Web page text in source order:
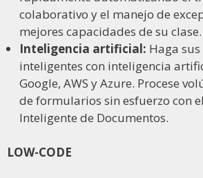
colaborativo y el manejo de
mejores capacidades de su clase.
Inteligencia artificial: Haga
inteligentes con inteligencia
Google, AWS y Azure. Procese
de formularios sin esfuerzo con
Inteligente de Documentos.
LOW-CODE